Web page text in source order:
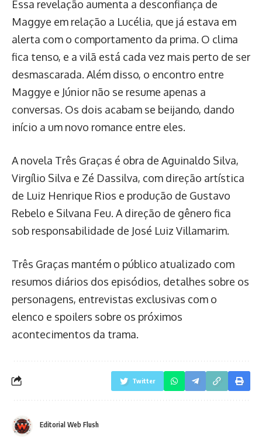
Essa revelação aumenta a desconfiança de
Maggye em relação a Lucélia, que já estava em
alerta com o comportamento da prima. O clima
fica tenso, e a vilã está cada vez mais perto de ser
desmascarada. Além disso, o encontro entre
Maggye e Júnior não se resume apenas a
conversas. Os dois acabam se beijando, dando
início a um novo romance entre eles.
A novela Três Graças é obra de Aguinaldo Silva,
Virgílio Silva e Zé Dassilva, com direção artística
de Luiz Henrique Rios e produção de Gustavo
Rebelo e Silvana Feu. A direção de gênero fica
sob responsabilidade de José Luiz Villamarim.
Três Graças mantém o público atualizado com
resumos diários dos episódios, detalhes sobre os
personagens, entrevistas exclusivas com o
elenco e spoilers sobre os próximos
acontecimentos da trama.
Twitter
Editorial Web Flush